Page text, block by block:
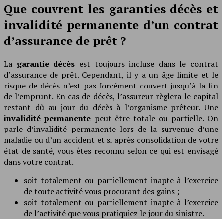
Que couvrent les garanties décès et
invalidité permanente d’un contrat
d’assurance de prêt ?
La garantie décès est toujours incluse dans le contrat
d’assurance de prêt. Cependant, il y a un âge limite et le
risque de décès n’est pas forcément couvert jusqu’à la fin
de l’emprunt. En cas de décès, l’assureur règlera le capital
restant dû au jour du décès à l’organisme prêteur. Une
invalidité permanente peut être totale ou partielle. On
parle d’invalidité permanente lors de la survenue d’une
maladie ou d’un accident et si après consolidation de votre
état de santé, vous êtes reconnu selon ce qui est envisagé
dans votre contrat.
soit totalement ou partiellement inapte à l’exercice
de toute activité vous procurant des gains ;
soit totalement ou partiellement inapte à l’exercice
de l’activité que vous pratiquiez le jour du sinistre.